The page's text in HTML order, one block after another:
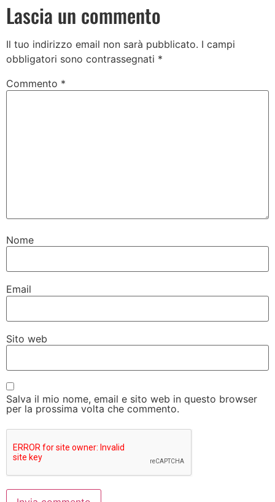
Lascia un commento
Il tuo indirizzo email non sarà pubblicato. I campi
obbligatori sono contrassegnati *
Commento *
Nome
Email
Sito web
Salva il mio nome, email e sito web in questo browser
per la prossima volta che commento.